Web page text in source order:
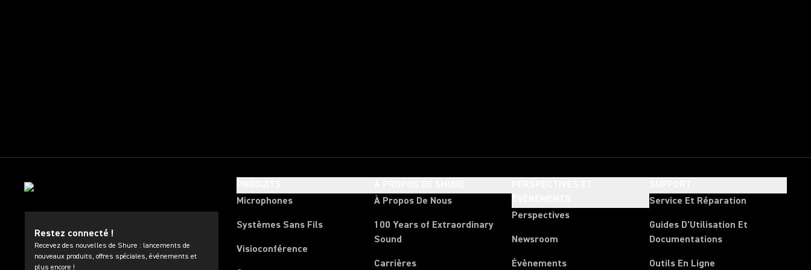
Restez connecté !
Recevez des nouvelles de Shure : lancements de
nouveaux produits, offres spéciales, événements et
plus encore !
Microphones
Systèmes Sans Fils
Visioconférence
À Propos De Nous
100 Years of Extraordinary
Sound
Carrières
Perspectives
Newsroom
Évènements
Service Et Réparation
Guides D'Utilisation Et
Documentations
Outils En Ligne